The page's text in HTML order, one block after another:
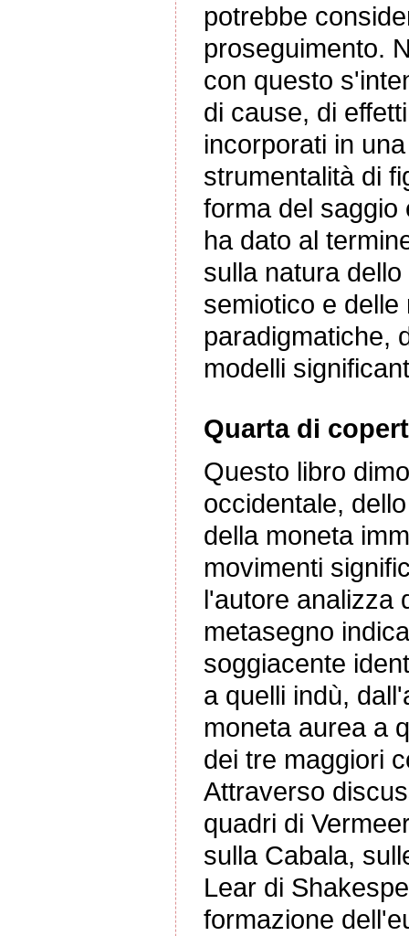
potrebbe
proseguimento.
con questo
di cause, di
incorporati in
strumentalità di
forma del saggio
ha dato al
sulla natura
semiotico e
paradigmatiche,
modelli
Quarta di
Questo libro
occidentale,
della moneta
movimenti
l'autore analizza
metasegno
soggiacente
a quelli indù,
moneta aurea a
dei tre maggiori
Attraverso
quadri di
sulla Cabala,
Lear di
formazione